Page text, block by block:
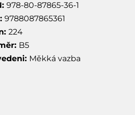
978-80-87865-36-1
9788087865361
224
B5
Měkká vazba